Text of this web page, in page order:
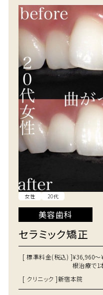
女性 20代
美容歯科
セラミック矯正
[ 標準料金(税込) ]¥36,960～
根治療で1
[ クリニック ]新宿本院